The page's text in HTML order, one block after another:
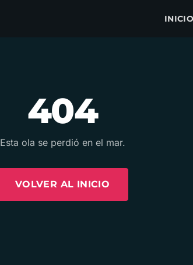
404
Esta ola se perdió en el mar.
VOLVER AL INICIO